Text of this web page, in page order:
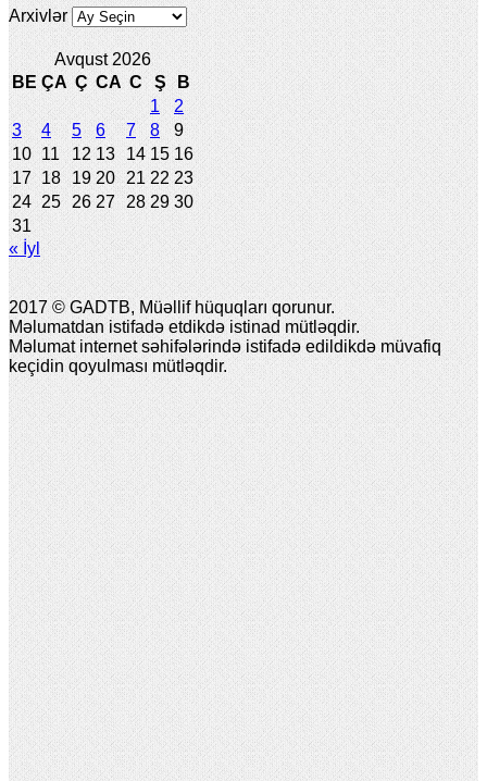
Arxivlər
Avqust 2026
BE ÇA Ç CA C Ş
B
1
2
3
4 5 6 7 8
9
10 11 12 13 14 15 16
17 18 19 20 21 22 23
24 25 26 27 28 29 30
31
« İyl
2017 © GADTB, Müəllif hüquqları qorunur.
Məlumatdan istifadə etdikdə istinad mütləqdir.
Məlumat internet səhifələrində istifadə edildikdə müvafiq
keçidin qoyulması mütləqdir.